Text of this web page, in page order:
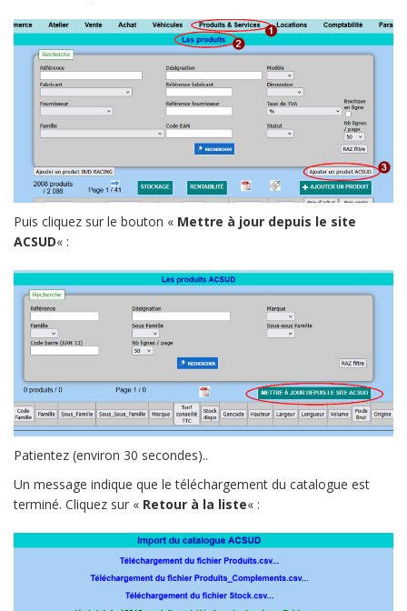
Puis cliquez sur le bouton « Mettre à jour depuis le site
ACSUD« :
Patientez (environ 30 secondes)..
Un message indique que le téléchargement du catalogue est
terminé. Cliquez sur « Retour à la liste« :